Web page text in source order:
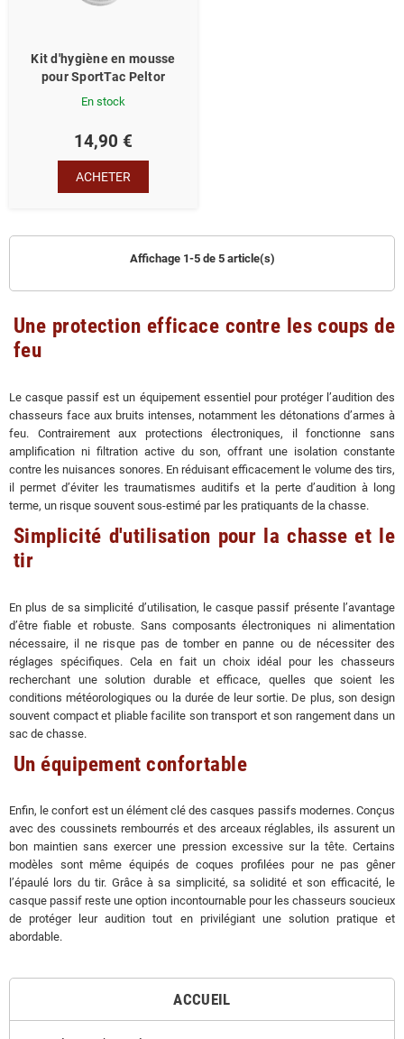
ACCUEIL
Kit d'hygiène en mousse
pour SportTac Peltor
En stock
14,90 €
ACHETER
Affichage 1-5 de 5 article(s)
Une protection efficace contre les coups de
feu
Le casque passif est un équipement essentiel pour protéger l’audition des
chasseurs face aux bruits intenses, notamment les détonations d’armes à
feu. Contrairement aux protections électroniques, il fonctionne sans
amplification ni filtration active du son, offrant une isolation constante
contre les nuisances sonores. En réduisant efficacement le volume des tirs,
il permet d’éviter les traumatismes auditifs et la perte d’audition à long
terme, un risque souvent sous-estimé par les pratiquants de la chasse.
Simplicité d'utilisation pour la chasse et le
tir
En plus de sa simplicité d’utilisation, le casque passif présente l’avantage
d’être fiable et robuste. Sans composants électroniques ni alimentation
nécessaire, il ne risque pas de tomber en panne ou de nécessiter des
réglages spécifiques. Cela en fait un choix idéal pour les chasseurs
recherchant une solution durable et efficace, quelles que soient les
conditions météorologiques ou la durée de leur sortie. De plus, son design
souvent compact et pliable facilite son transport et son rangement dans un
sac de chasse.
Un équipement confortable
Enfin, le confort est un élément clé des casques passifs modernes. Conçus
avec des coussinets rembourrés et des arceaux réglables, ils assurent un
bon maintien sans exercer une pression excessive sur la tête. Certains
modèles sont même équipés de coques profilées pour ne pas gêner
l’épaulé lors du tir. Grâce à sa simplicité, sa solidité et son efficacité, le
casque passif reste une option incontournable pour les chasseurs soucieux
de protéger leur audition tout en privilégiant une solution pratique et
abordable.